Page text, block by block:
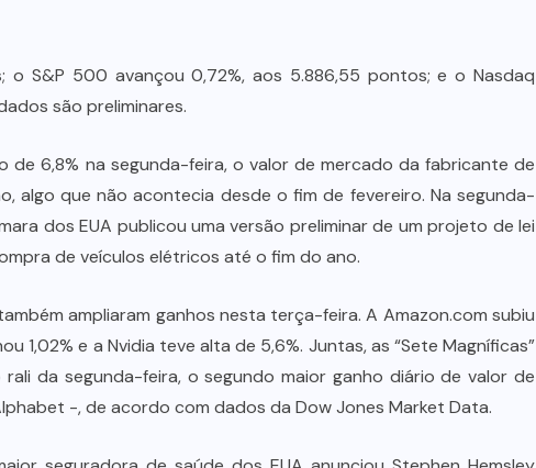
S&P 500 avançou 0,72%, aos 5.886,55 pontos; e o Nasdaq
são preliminares.
de 6,8% na segunda-feira, o valor de mercado da fabricante de
algo que não acontecia desde o fim de fevereiro. Na segunda-
dos EUA publicou uma versão preliminar de um projeto de lei
de veículos elétricos até o fim do ano.
ampliaram ganhos nesta terça-feira. A Amazon.com subiu
1,02% e a Nvidia teve alta de 5,6%. Juntas, as “Sete Magníficas”
da segunda-feira, o segundo maior ganho diário de valor de
-, de acordo com dados da Dow Jones Market Data.
a
Dia dos Pais impulsiona varejo e
reforça conexão entre pais e filhos
na moda inspirada no agro